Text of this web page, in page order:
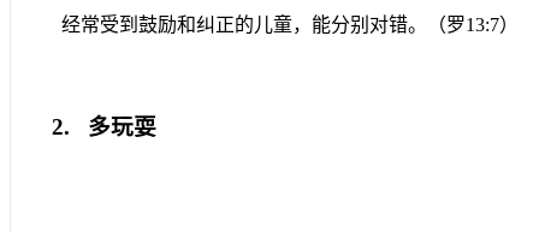
经常受到鼓励和纠正的儿童，能分别对错。（罗13:7）
2. 多玩耍